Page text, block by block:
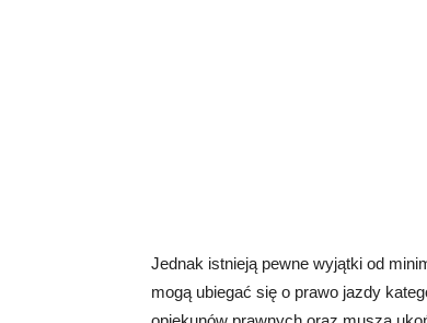
Jednak istnieją pewne wyjątki od
mogą ubiegać się o prawo jazdy